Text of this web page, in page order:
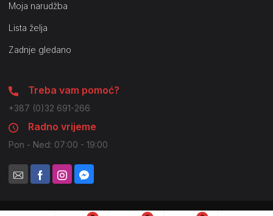
Moja narudžba
Lista želja
Zadnje gledano
Treba vam pomoć?
+387 (0)32 691-266
Radno vrijeme
Pon - Ned: 07:00 - 19:00